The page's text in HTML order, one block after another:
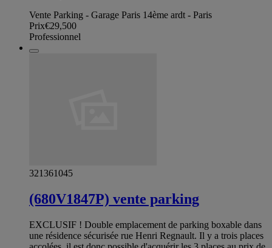
Vente Parking - Garage Paris 14ème ardt - Paris
Prix€29,500
Professionnel
321361045
(680V1847P) vente parking
EXCLUSIF ! Double emplacement de parking boxable dans
une résidence sécurisée rue Henri Regnault. Il y a trois places